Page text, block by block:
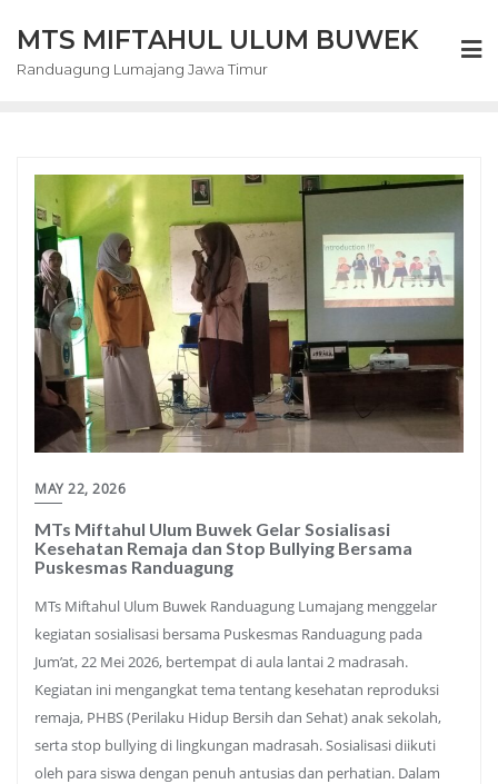
content
MTS MIFTAHUL ULUM BUWEK
Randuagung Lumajang Jawa Timur
MAY 22, 2026
MTs Miftahul Ulum Buwek Gelar Sosialisasi
Kesehatan Remaja dan Stop Bullying Bersama
Puskesmas Randuagung
MTs Miftahul Ulum Buwek Randuagung Lumajang menggelar
kegiatan sosialisasi bersama Puskesmas Randuagung pada
Jum’at, 22 Mei 2026, bertempat di aula lantai 2 madrasah.
Kegiatan ini mengangkat tema tentang kesehatan reproduksi
remaja, PHBS (Perilaku Hidup Bersih dan Sehat) anak sekolah,
serta stop bullying di lingkungan madrasah. Sosialisasi diikuti
oleh para siswa dengan penuh antusias dan perhatian. Dalam